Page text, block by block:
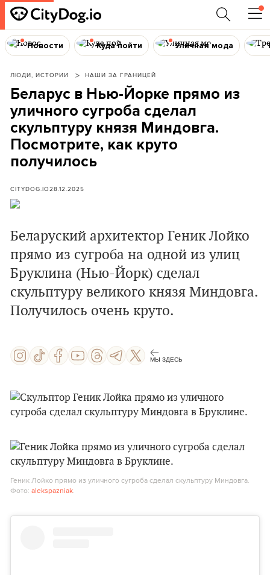
Новости Куда пойти Уличная мода
ЛЮДИ, ИСТОРИИ НАШИ ЗА ГРАНИЦЕЙ
Беларус в Нью-Йорке прямо из
уличного сугроба сделал
скульптуру князя Миндовга.
Посмотрите, как круто
получилось
CITYDOG.IO28.12.2025
Беларуский архитектор Геник Лойко
прямо из сугроба на одной из улиц
Бруклина (Нью-Йорк) сделал
скульптуру великого князя Миндовга.
Получилось очень круто.
МЫ ЗДЕСЬ
Геник Лойко прямо из уличного сугроба сделал скульптуру Миндовга.
Фото: alekspazniak.